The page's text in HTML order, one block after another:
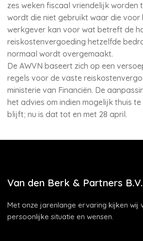
zes weken fiscaal vriendelijk worden
wordt die niet gebruikt waar die voor
werkgever kan voor wat betreft de
reiskostenvergoeding hetzelfde
normaal wordt overgemaakt.
De AWVN baseert zich op een
regels voor de vaste
ministerie van Financiën. De
het advies om indien mogelijk thuis
blijft; nu is dat tot en met 28 april.
Van den Berk & Partners B.V.
Met onze jarenlange ervaring kijken wij
persoonlijke situatie en wensen.